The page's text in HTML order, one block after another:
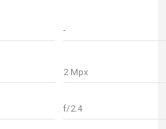
-
2 Mpx
f/2.4